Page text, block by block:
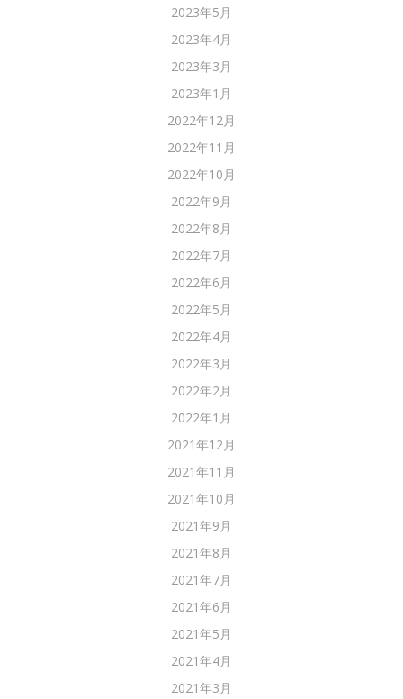
2023年5月
2023年4月
2023年3月
2023年1月
2022年12月
2022年11月
2022年10月
2022年9月
2022年8月
2022年7月
2022年6月
2022年5月
2022年4月
2022年3月
2022年2月
2022年1月
2021年12月
2021年11月
2021年10月
2021年9月
2021年8月
2021年7月
2021年6月
2021年5月
2021年4月
2021年3月